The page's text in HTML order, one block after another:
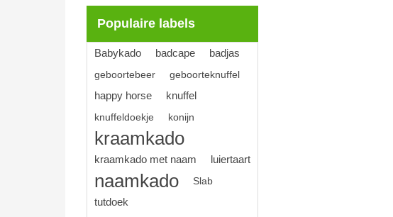
Populaire labels
Babykado badcape badjas
geboortebeer geboorteknuffel
happy horse knuffel
knuffeldoekje konijn
kraamkado
kraamkado met naam luiertaart
naamkado Slab
tutdoek